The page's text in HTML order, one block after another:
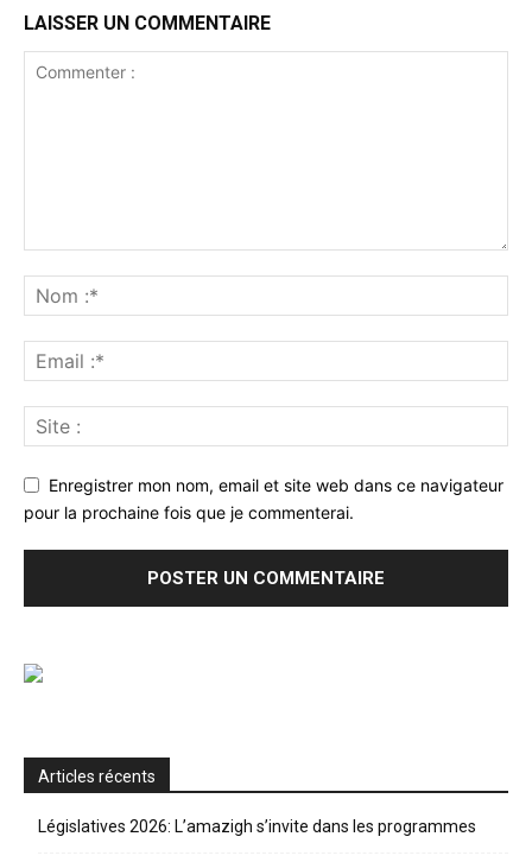
LAISSER UN COMMENTAIRE
Enregistrer mon nom, email et site web dans ce navigateur
pour la prochaine fois que je commenterai.
Articles récents
Législatives 2026: L’amazigh s’invite dans les programmes